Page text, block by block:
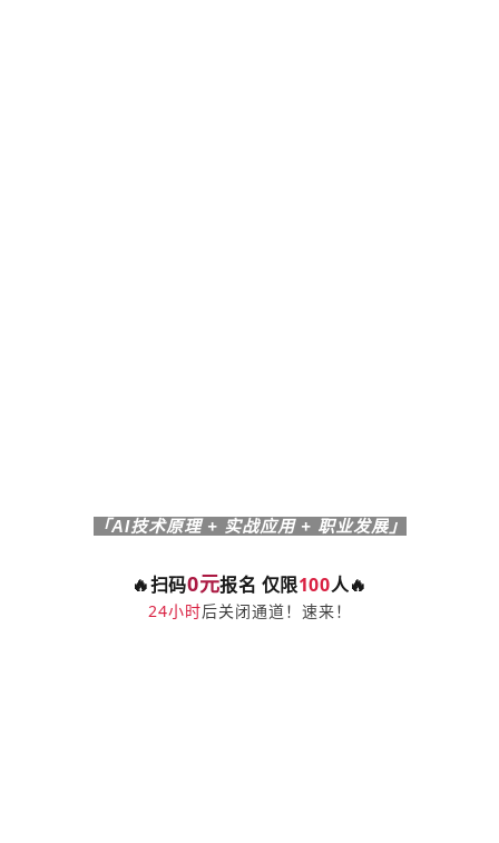
「AI技术原理 + 实战应用 + 职业发展」
🔥扫码0元报名 仅限100人🔥
24小时后关闭通道！速来！